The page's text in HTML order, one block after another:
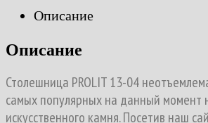
Описание
Описание
Столешница PROLIT 13-04
самых популярных на данный момент
искусственного камня. Посетив наш